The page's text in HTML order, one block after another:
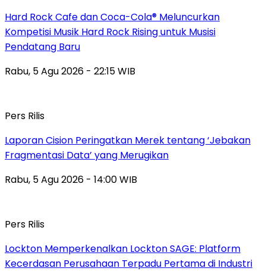
Hard Rock Cafe dan Coca-Cola® Meluncurkan
Kompetisi Musik Hard Rock Rising untuk Musisi
Pendatang Baru
Rabu, 5 Agu 2026 - 22:15 WIB
Pers Rilis
Laporan Cision Peringatkan Merek tentang ‘Jebakan
Fragmentasi Data’ yang Merugikan
Rabu, 5 Agu 2026 - 14:00 WIB
Pers Rilis
Lockton Memperkenalkan Lockton SAGE: Platform
Kecerdasan Perusahaan Terpadu Pertama di Industri